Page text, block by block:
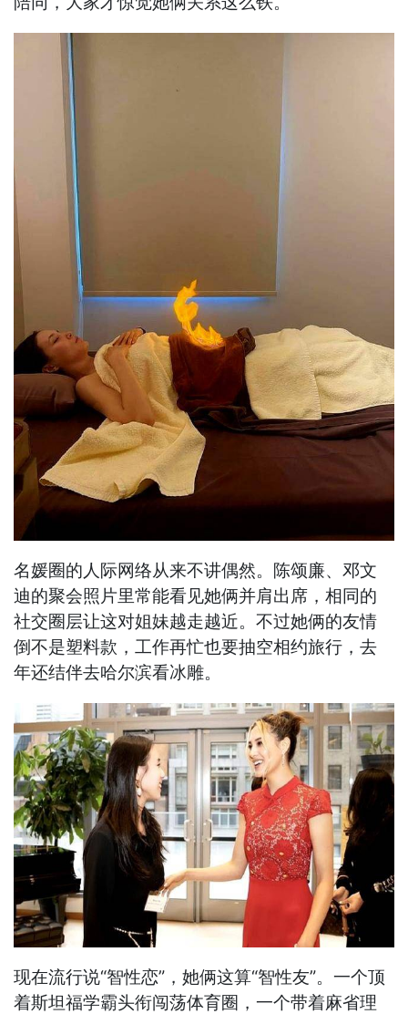
名媛圈的人际网络从来不讲偶然。陈颂廉、邓文
迪的聚会照片里常能看见她俩并肩出席，相同的
社交圈层让这对姐妹越走越近。不过她俩的友情
倒不是塑料款，工作再忙也要抽空相约旅行，去
年还结伴去哈尔滨看冰雕。
现在流行说“智性恋”，她俩这算“智性友”。一个顶
着斯坦福学霸头衔闯荡体育圈，一个带着麻省理